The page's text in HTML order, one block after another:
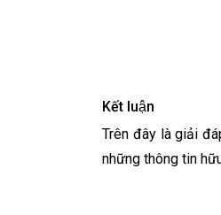
Kết luận
Trên đây là giải
những thông tin